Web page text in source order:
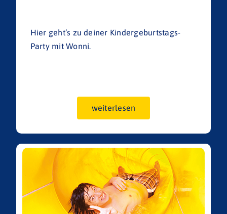
Hier geht’s zu deiner Kindergeburtstags-
Party mit Wonni.
weiterlesen